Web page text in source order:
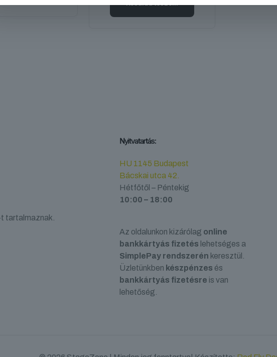
tartalmaznak.
Nyitvatartás:
HU 1145 Budapest
Bácskai utca 42.
Hétfőtől – Péntekig
10:00 – 18:00
Az oldalunkon kizárólag online
bankkártyás fizetés lehetséges a
SimplePay rendszerén keresztül.
Üzletünkben készpénzes és
bankkártyás fizetésre is van
lehetőség.